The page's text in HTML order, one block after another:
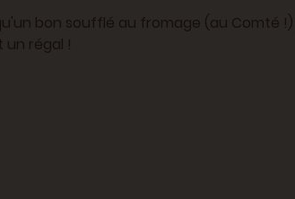
bon soufflé au fromage (au Comté
un régal !